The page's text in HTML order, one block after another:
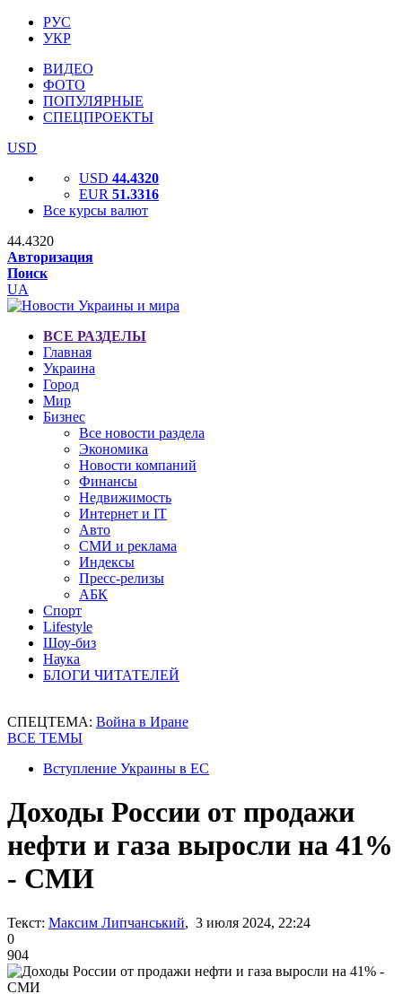
РУС
УКР
ВИДЕО
ФОТО
ПОПУЛЯРНЫЕ
СПЕЦПРОЕКТЫ
USD
USD 44.4320
EUR 51.3316
Все курсы валют
44.4320
Авторизация
Поиск
UA
ВСЕ РАЗДЕЛЫ
Главная
Украина
Город
Мир
Бизнес
Все новости раздела
Экономика
Новости компаний
Финансы
Недвижимость
Интернет и IT
Авто
СМИ и реклама
Индексы
Пресс-релизы
АБК
Спорт
Lifestyle
Шоу-биз
Наука
БЛОГИ ЧИТАТЕЛЕЙ
СПЕЦТЕМА: Война в Иране
ВСЕ ТЕМЫ
Вступление Украины в ЕС
Доходы России от продажи
нефти и газа выросли на 41%
- СМИ
Текст: Максим Липчанський, 3 июля 2024, 22:24
0
904